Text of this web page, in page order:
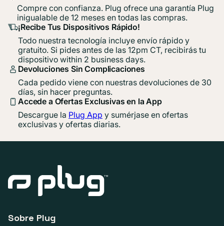
Compre con confianza. Plug ofrece una garantía Plug
inigualable de 12 meses en todas las compras.
¡Recibe Tus Dispositivos Rápido!
Todo nuestra tecnología incluye envío rápido y
gratuito. Si pides antes de las 12pm CT, recibirás tu
dispositivo within 2 business days.
Devoluciones Sin Complicaciones
Cada pedido viene con nuestras devoluciones de 30
días, sin hacer preguntas.
Accede a Ofertas Exclusivas en la App
Descargue la Plug App y sumérjase en ofertas
exclusivas y ofertas diarias.
Sobre Plug